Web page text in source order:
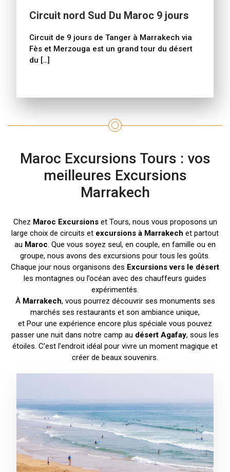
Circuit nord Sud Du Maroc 9 jours
Circuit de 9 jours de Tanger à Marrakech via
Fès et Merzouga est un grand tour du désert
du […]
Maroc Excursions Tours : vos
meilleures Excursions
Marrakech
Chez Maroc Excursionset Tours, nous vous proposons un
large choix de circuits et excursions à Marrakech et partout
au Maroc. Que vous soyez seul, en couple, en famille ou en
groupe, nous avons des excursions pour tous les goûts.
Chaque jour nous organisons des Excursions vers le désert
les montagnes ou l’océan avec des chauffeurs guides
expérimentés.
À Marrakech, vous pourrez découvrir ses monuments ses
marchés ses restaurants et son ambiance unique,
et Pour une expérience encore plus spéciale vous pouvez
passer une nuit dans notre camp au désert Agafay, sous les
étoiles. C’est l’endroit idéal pour vivre un moment magique et
créer de beaux souvenirs.